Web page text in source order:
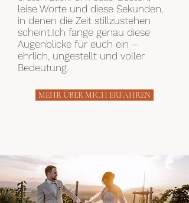
leise Worte und diese Sekunden,
in denen die Zeit stillzustehen
scheint.Ich fange genau diese
Augenblicke für euch ein –
ehrlich, ungestellt und voller
Bedeutung.
MEHR ÜBER MICH ERFAHREN